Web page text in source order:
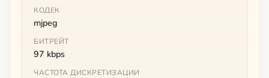
КОДЕК
mjpeg
БИТРЕЙТ
97 kbps
ЧАСТОТА ДИСКРЕТИЗАЦИИ